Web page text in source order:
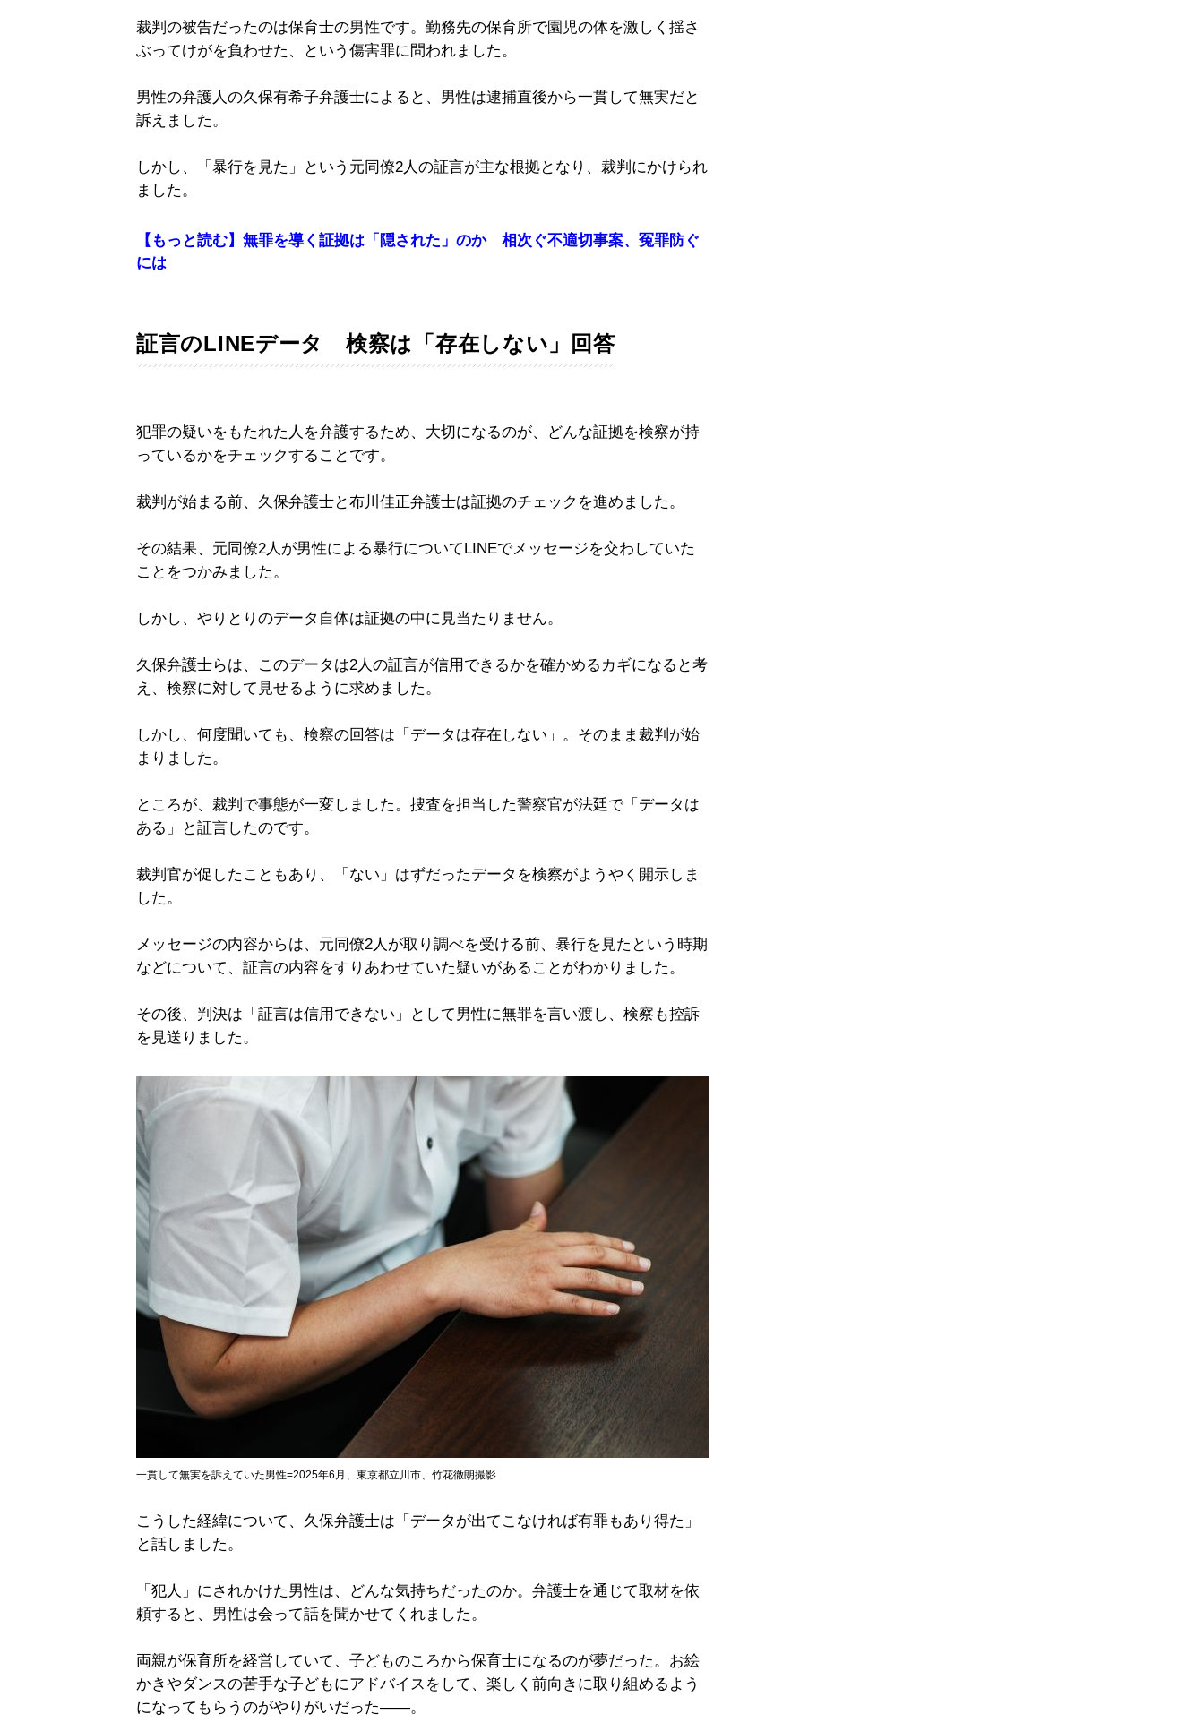
裁判の被告だったのは保育士の男性です。勤務先の保育所で園児の体を激しく揺さ
ぶってけがを負わせた、という傷害罪に問われました。
男性の弁護人の久保有希子弁護士によると、男性は逮捕直後から一貫して無実だと
訴えました。
しかし、「暴行を見た」という元同僚2人の証言が主な根拠となり、裁判にかけられ
ました。
【もっと読む】無罪を導く証拠は「隠された」のか 相次ぐ不適切事案、冤罪防ぐ
には
証言のLINEデータ 検察は「存在しない」回答
犯罪の疑いをもたれた人を弁護するため、大切になるのが、どんな証拠を検察が持
っているかをチェックすることです。
裁判が始まる前、久保弁護士と布川佳正弁護士は証拠のチェックを進めました。
その結果、元同僚2人が男性による暴行についてLINEでメッセージを交わしていた
ことをつかみました。
しかし、やりとりのデータ自体は証拠の中に見当たりません。
久保弁護士らは、このデータは2人の証言が信用できるかを確かめるカギになると考
え、検察に対して見せるように求めました。
しかし、何度聞いても、検察の回答は「データは存在しない」。そのまま裁判が始
まりました。
ところが、裁判で事態が一変しました。捜査を担当した警察官が法廷で「データは
ある」と証言したのです。
裁判官が促したこともあり、「ない」はずだったデータを検察がようやく開示しま
した。
メッセージの内容からは、元同僚2人が取り調べを受ける前、暴行を見たという時期
などについて、証言の内容をすりあわせていた疑いがあることがわかりました。
その後、判決は「証言は信用できない」として男性に無罪を言い渡し、検察も控訴
を見送りました。
一貫して無実を訴えていた男性=2025年6月、東京都立川市、竹花徹朗撮影
こうした経緯について、久保弁護士は「データが出てこなければ有罪もあり得た」
と話しました。
「犯人」にされかけた男性は、どんな気持ちだったのか。弁護士を通じて取材を依
頼すると、男性は会って話を聞かせてくれました。
両親が保育所を経営していて、子どものころから保育士になるのが夢だった。お絵
かきやダンスの苦手な子どもにアドバイスをして、楽しく前向きに取り組めるよう
になってもらうのがやりがいだった――。